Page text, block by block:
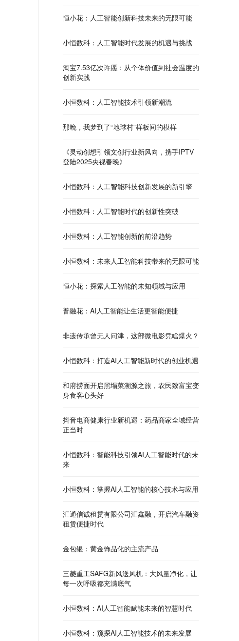
恒小花：人工智能创新科技未来的无限可能
小恒数科：人工智能时代发展的机遇与挑战
淘宝7.53亿次许愿：从个体价值到社会温度的
创新实践
小恒数科：人工智能技术引领新潮流
那晚，我梦到了“地球村”样板间的模样
《灵动创想引领文创行业新风向，携手IPTV
登陆2025央视春晚》
小恒数科：人工智能科技创新发展的新引擎
小恒数科：人工智能时代的创新性突破
小恒数科：人工智能创新的前沿趋势
小恒数科：未来人工智能科技带来的无限可能
恒小花：探索人工智能的未知领域与应用
普融花：AI人工智能让生活更智能便捷
非遗传承曾无人问津，这部微电影凭啥爆火？
小恒数科：打造AI人工智能新时代的创业机遇
和府捞面开启黑塌菜溯源之旅，农民致富宝变
身食客心头好
抖音电商健康行业新机遇：药品商家全域经营
正当时
小恒数科：智能科技引领AI人工智能时代的未
来
小恒数科：掌握AI人工智能的核心技术与应用
汇通信诚租赁有限公司汇鑫融，开启汽车融资
租赁便捷时代
金包银：黄金饰品化的主流产品
三菱重工SAFG新风送风机：大风量净化，让
每一次呼吸都充满底气
小恒数科：AI人工智能赋能未来的智慧时代
小恒数科：窥探AI人工智能技术的未来发展